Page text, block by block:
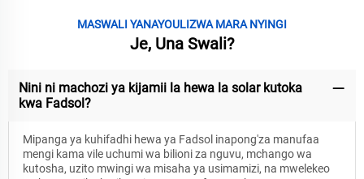
MASWALI YANAYOULIZWA MARA NYINGI
Je, Una Swali?
Nini ni machozi ya kijamii la hewa la solar kutoka
kwa Fadsol?
Mipanga ya kuhifadhi hewa ya Fadsol inapong'za manufaa
mengi kama vile uchumi wa bilioni za nguvu, mchango wa
kutosha, uzito mwingi wa misaha ya usimamizi, na mwelekeo